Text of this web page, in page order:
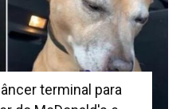
terminal para